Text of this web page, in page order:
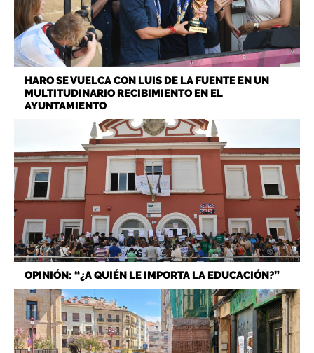
HARO SE VUELCA CON LUIS DE LA FUENTE EN UN
MULTITUDINARIO RECIBIMIENTO EN EL
AYUNTAMIENTO
OPINIÓN: “¿A QUIÉN LE IMPORTA LA EDUCACIÓN?”